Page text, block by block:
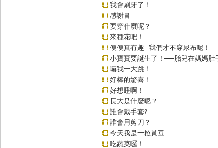
我會刷牙了！
感謝書
要穿什麼呢？
來種花吧！
便便真有趣─我們才不穿尿布呢！
小寶寶要誕生了！──胎兒在媽媽肚
嚇我一大跳！
好棒的驚喜！
好想睡啊！
長大是什麼呢？
誰會戴手套?
誰會用剪刀？
今天我是一粒黃豆
吃蔬菜囉！